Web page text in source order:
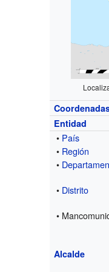
Entidad
• País
• Región
•
• Distrito
•
Alcalde